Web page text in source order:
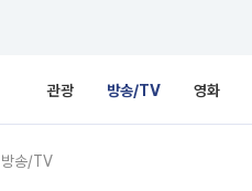
관광 방송/TV 영화
방송/TV